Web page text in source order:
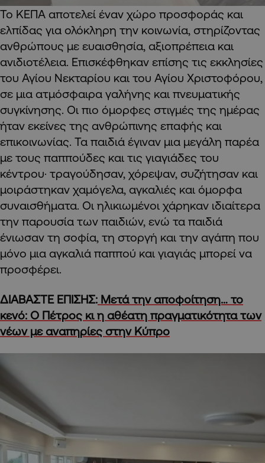
Το ΚΕΠΑ αποτελεί έναν χώρο προσφοράς και
ελπίδας για ολόκληρη την κοινωνία, στηρίζοντας
ανθρώπους με ευαισθησία, αξιοπρέπεια και
ανιδιοτέλεια. Επισκέφθηκαν επίσης τις εκκλησίες
του Αγίου Νεκταρίου και του Αγίου Χριστοφόρου,
σε μια ατμόσφαιρα γαλήνης και πνευματικής
συγκίνησης. Οι πιο όμορφες στιγμές της ημέρας
ήταν εκείνες της ανθρώπινης επαφής και
επικοινωνίας. Τα παιδιά έγιναν μια μεγάλη παρέα
με τους παππούδες και τις γιαγιάδες του
κέντρου· τραγούδησαν, χόρεψαν, συζήτησαν και
μοιράστηκαν χαμόγελα, αγκαλιές και όμορφα
συναισθήματα. Οι ηλικιωμένοι χάρηκαν ιδιαίτερα
την παρουσία των παιδιών, ενώ τα παιδιά
ένιωσαν τη σοφία, τη στοργή και την αγάπη που
μόνο μια αγκαλιά παππού και γιαγιάς μπορεί να
προσφέρει.
ΔΙΑΒΑΣΤΕ ΕΠΙΣΗΣ: Μετά την αποφοίτηση… το
κενό: Ο Πέτρος κι η αθέατη πραγματικότητα των
νέων με αναπηρίες στην Κύπρo